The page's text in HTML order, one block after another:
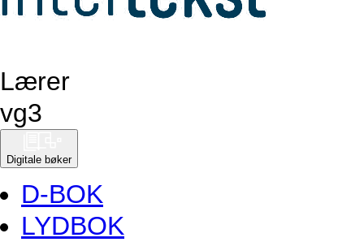
Lærer
vg3
Digitale bøker
D-BOK
LYDBOK